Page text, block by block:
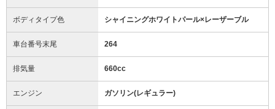
ボディタイプ色 シャイニングホワイトパール×レーザーブル
車台番号末尾 264
排気量 660cc
エンジン ガソリン(レギュラー)